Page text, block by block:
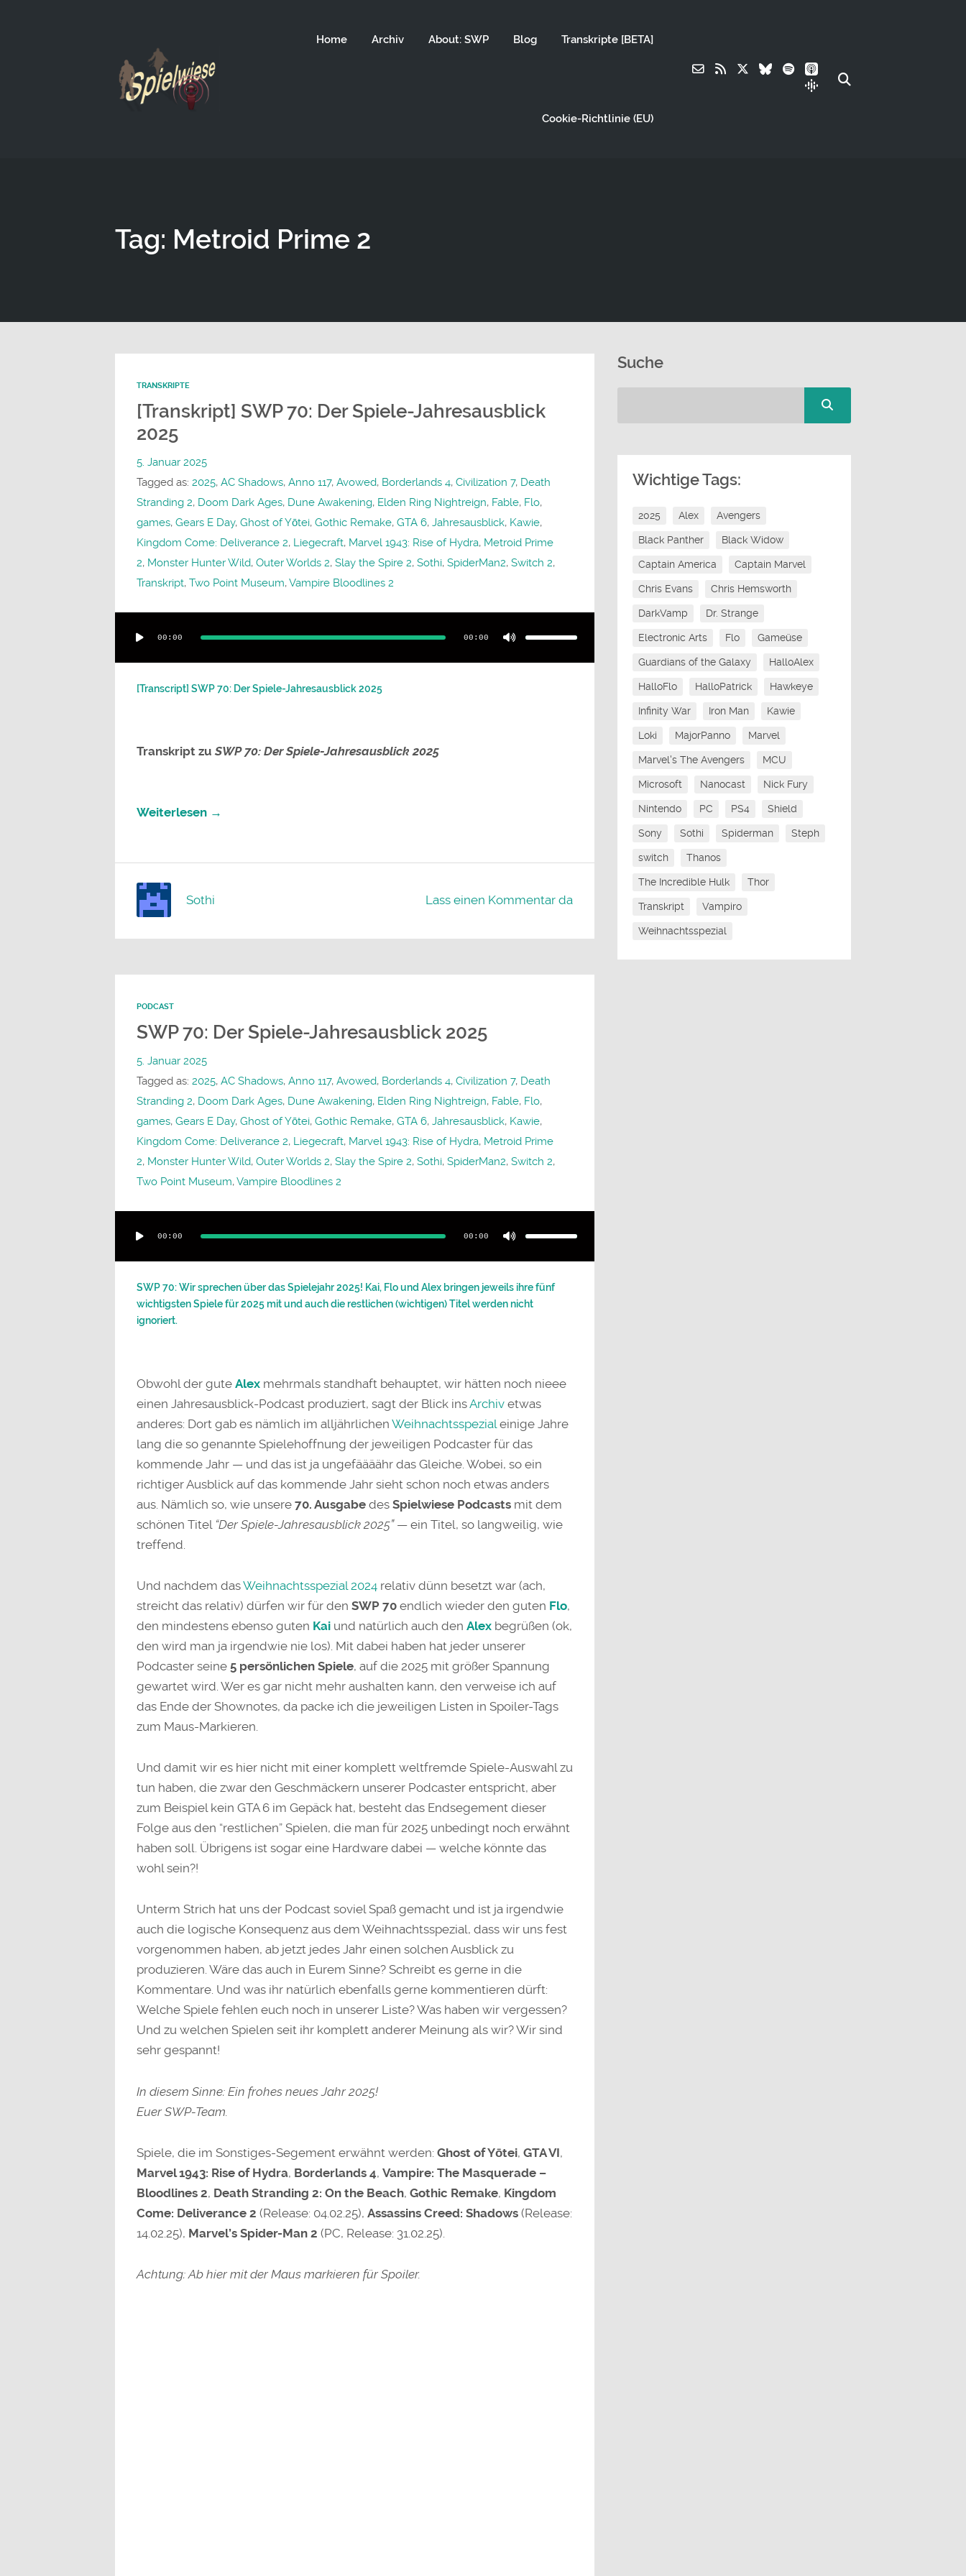
Home Archiv About: SWP Blog Transkripte [BETA]
Cookie-Richtlinie (EU)
Tag: Metroid Prime 2
TRANSKRIPTE
[Transkript] SWP 70: Der Spiele-Jahresausblick
2025
5. Januar 2025
Tagged as: 2025, AC Shadows, Anno 117, Avowed, Borderlands 4, Civilization 7, Death
Stranding 2, Doom Dark Ages, Dune Awakening, Elden Ring Nightreign, Fable, Flo,
games, Gears E Day, Ghost of Yōtei, Gothic Remake, GTA 6, Jahresausblick, Kawie,
Kingdom Come: Deliverance 2, Liegecraft, Marvel 1943: Rise of Hydra, Metroid Prime
2, Monster Hunter Wild, Outer Worlds 2, Slay the Spire 2, Sothi, SpiderMan2, Switch 2,
Transkript, Two Point Museum,Vampire Bloodlines 2
Player
00:00 00:00
Pfeiltasten
um
zu
[Transcript] SWP 70: Der Spiele-Jahresausblick 2025
Transkript zu SWP 70: Der Spiele-Jahresausblick 2025
Weiterlesen →
Lass einen Kommentar da
Sothi
PODCAST
SWP 70: Der Spiele-Jahresausblick 2025
5. Januar 2025
Tagged as: 2025, AC Shadows, Anno 117, Avowed, Borderlands 4, Civilization 7, Death
Stranding 2, Doom Dark Ages, Dune Awakening, Elden Ring Nightreign, Fable, Flo,
games, Gears E Day, Ghost of Yōtei, Gothic Remake, GTA 6, Jahresausblick, Kawie,
Kingdom Come: Deliverance 2, Liegecraft, Marvel 1943: Rise of Hydra, Metroid Prime
2, Monster Hunter Wild, Outer Worlds 2, Slay the Spire 2, Sothi, SpiderMan2, Switch 2,
Two Point Museum,Vampire Bloodlines 2
Player
00:00 00:00
Pfeiltasten
um
zu
SWP 70: Wir sprechen über das Spielejahr 2025! Kai, Flo und Alex bringen jeweils ihre fünf
wichtigsten Spiele für 2025 mit und auch die restlichen (wichtigen) Titel werden nicht
ignoriert.
Obwohl der gute Alexmehrmals standhaft behauptet, wir hätten noch nieee
einen Jahresausblick-Podcast produziert, sagt der Blick insArchivetwas
anderes: Dort gab es nämlich im alljährlichen Weihnachtsspezial einige Jahre
lang die so genannte Spielehoffnung der jeweiligen Podcaster für das
kommende Jahr — und das ist ja ungefäääähr das Gleiche. Wobei, so ein
richtiger Ausblick auf das kommende Jahr sieht schon noch etwas anders
aus. Nämlich so, wie unsere 70. Ausgabedes Spielwiese Podcastsmit dem
schönen Titel “Der Spiele-Jahresausblick 2025”— ein Titel, so langweilig, wie
treffend.
Und nachdem dasWeihnachtsspezial 2024relativ dünn besetzt war (ach,
streicht das relativ) dürfen wir für den SWP 70endlich wieder den guten Flo,
den mindestens ebenso guten Kaiund natürlich auch den Alexbegrüßen (ok,
den wird man ja irgendwie nie los). Mit dabei haben hat jeder unserer
Podcaster seine 5 persönlichen Spiele, auf die 2025 mit größer Spannung
gewartet wird. Wer es gar nicht mehr aushalten kann, den verweise ich auf
das Ende der Shownotes, da packe ich die jeweiligen Listen in Spoiler-Tags
zum Maus-Markieren.
Und damit wir es hier nicht mit einer komplett weltfremde Spiele-Auswahl zu
tun haben, die zwar den Geschmäckern unserer Podcaster entspricht, aber
zum Beispiel kein GTA 6 im Gepäck hat, besteht das Endsegement dieser
Folge aus den “restlichen” Spielen, die man für 2025 unbedingt noch erwähnt
haben soll. Übrigens ist sogar eine Hardware dabei — welche könnte das
wohl sein?!
Unterm Strich hat uns der Podcast soviel Spaß gemacht und ist ja irgendwie
auch die logische Konsequenz aus dem Weihnachtsspezial, dass wir uns fest
vorgenommen haben, ab jetzt jedes Jahr einen solchen Ausblick zu
produzieren. Wäre das auch in Eurem Sinne? Schreibt es gerne in die
Kommentare. Und was ihr natürlich ebenfalls gerne kommentieren dürft:
Welche Spiele fehlen euch noch in unserer Liste? Was haben wir vergessen?
Und zu welchen Spielen seit ihr komplett anderer Meinung als wir? Wir sind
sehr gespannt!
In diesem Sinne: Ein frohes neues Jahr 2025!
Euer SWP-Team.
Spiele, die im Sonstiges-Segement erwähnt werden: Ghost of Yōtei, GTA VI,
Marvel 1943: Rise of Hydra, Borderlands 4, Vampire: The Masquerade –
Bloodlines 2, Death Stranding 2: On the Beach, Gothic Remake, Kingdom
Come: Deliverance 2 (Release: 04.02.25), Assassins Creed: Shadows(Release:
14.02.25), Marvel’s Spider-Man 2 (PC, Release: 31.02.25).
Achtung: Ab hier mit der Maus markieren für Spoiler.
Suche
Wichtige Tags:
2025 Alex Avengers
Black Panther Black Widow
Captain America Captain Marvel
Chris Evans Chris Hemsworth
DarkVamp Dr. Strange
Electronic Arts Flo Gameüse
Guardians of the Galaxy HalloAlex
HalloFlo HalloPatrick Hawkeye
Infinity War Iron Man Kawie
Loki MajorPanno Marvel
Marvel's The Avengers MCU
Microsoft Nanocast Nick Fury
Nintendo PC PS4 Shield
Sony Sothi Spiderman Steph
switch Thanos
The Incredible Hulk Thor
Transkript Vampiro
Weihnachtsspezial